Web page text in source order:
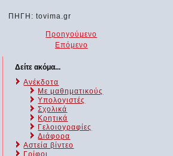
ΠΗΓΗ: tovima.gr
Προηγούμενο
Επόμενο
Δείτε ακόμα...
Ανέκδοτα
Με μαθηματικούς
Υπολογιστές
Σχολικά
Κρητικά
Γελοιογραφίες
Διάφορα
Αστεία βίντεο
Γρίφοι